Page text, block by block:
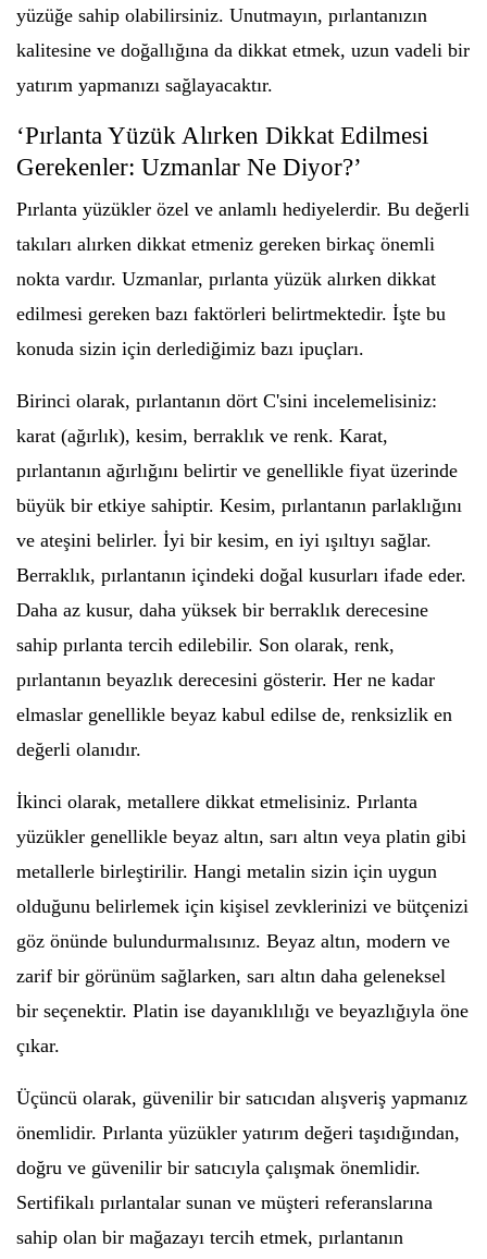
yüzüğe sahip olabilirsiniz. Unutmayın, pırlantanızın
kalitesine ve doğallığına da dikkat etmek, uzun vadeli bir
yatırım yapmanızı sağlayacaktır.
‘Pırlanta Yüzük Alırken Dikkat Edilmesi
Gerekenler: Uzmanlar Ne Diyor?’
Pırlanta yüzükler özel ve anlamlı hediyelerdir. Bu değerli
takıları alırken dikkat etmeniz gereken birkaç önemli
nokta vardır. Uzmanlar, pırlanta yüzük alırken dikkat
edilmesi gereken bazı faktörleri belirtmektedir. İşte bu
konuda sizin için derlediğimiz bazı ipuçları.
Birinci olarak, pırlantanın dört C'sini incelemelisiniz:
karat (ağırlık), kesim, berraklık ve renk. Karat,
pırlantanın ağırlığını belirtir ve genellikle fiyat üzerinde
büyük bir etkiye sahiptir. Kesim, pırlantanın parlaklığını
ve ateşini belirler. İyi bir kesim, en iyi ışıltıyı sağlar.
Berraklık, pırlantanın içindeki doğal kusurları ifade eder.
Daha az kusur, daha yüksek bir berraklık derecesine
sahip pırlanta tercih edilebilir. Son olarak, renk,
pırlantanın beyazlık derecesini gösterir. Her ne kadar
elmaslar genellikle beyaz kabul edilse de, renksizlik en
değerli olanıdır.
İkinci olarak, metallere dikkat etmelisiniz. Pırlanta
yüzükler genellikle beyaz altın, sarı altın veya platin gibi
metallerle birleştirilir. Hangi metalin sizin için uygun
olduğunu belirlemek için kişisel zevklerinizi ve bütçenizi
göz önünde bulundurmalısınız. Beyaz altın, modern ve
zarif bir görünüm sağlarken, sarı altın daha geleneksel
bir seçenektir. Platin ise dayanıklılığı ve beyazlığıyla öne
çıkar.
Üçüncü olarak, güvenilir bir satıcıdan alışveriş yapmanız
önemlidir. Pırlanta yüzükler yatırım değeri taşıdığından,
doğru ve güvenilir bir satıcıyla çalışmak önemlidir.
Sertifikalı pırlantalar sunan ve müşteri referanslarına
sahip olan bir mağazayı tercih etmek, pırlantanın